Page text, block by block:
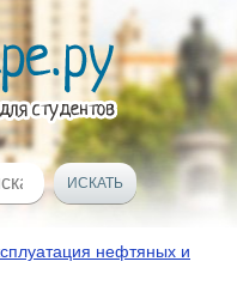
нефтяных и